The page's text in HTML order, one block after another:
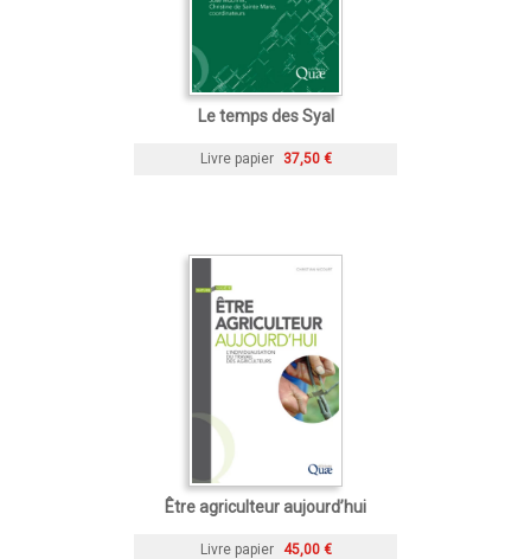
Le temps des Syal
Livre papier 37,50 €
Être agriculteur aujourd’hui
Livre papier 45,00 €